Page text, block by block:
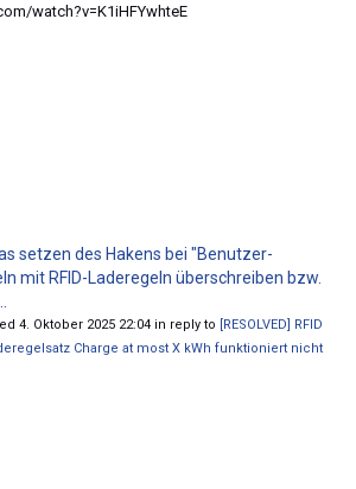
watch?v=K1iHFYwhteE
setzen des Hakens bei "Benutzer-
mit RFID-Laderegeln überschreiben bzw.
4. Oktober 2025 22:04 in reply to
[RESOLVED] RFID
Charge at most X kWh funktioniert nicht